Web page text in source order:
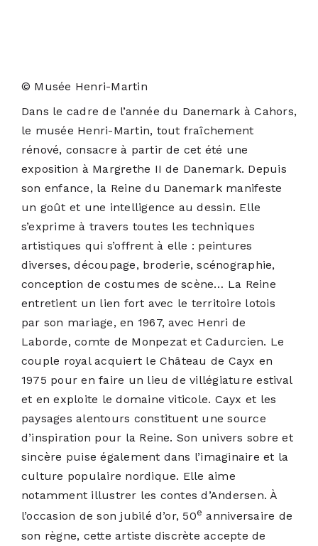
© Musée Henri-Martin
Dans le cadre de l’année du Danemark à Cahors,
le musée Henri-Martin, tout fraîchement
rénové, consacre à partir de cet été une
exposition à Margrethe II de Danemark. Depuis
son enfance, la Reine du Danemark manifeste
un goût et une intelligence au dessin. Elle
s’exprime à travers toutes les techniques
artistiques qui s’offrent à elle : peintures
diverses, découpage, broderie, scénographie,
conception de costumes de scène… La Reine
entretient un lien fort avec le territoire lotois
par son mariage, en 1967, avec Henri de
Laborde, comte de Monpezat et Cadurcien. Le
couple royal acquiert le Château de Cayx en
1975 pour en faire un lieu de villégiature estival
et en exploite le domaine viticole. Cayx et les
paysages alentours constituent une source
d’inspiration pour la Reine. Son univers sobre et
sincère puise également dans l’imaginaire et la
culture populaire nordique. Elle aime
notamment illustrer les contes d’Andersen. À
l’occasion de son jubilé d’or, 50e anniversaire de
son règne, cette artiste discrète accepte de